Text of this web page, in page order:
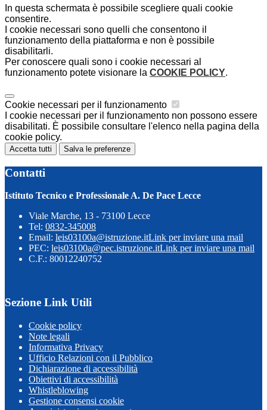
In questa schermata è possibile scegliere quali cookie
consentire.
I cookie necessari sono quelli che consentono il
funzionamento della piattaforma e non è possibile
disabilitarli.
Per conoscere quali sono i cookie necessari al
funzionamento potete visionare la COOKIE POLICY.
Cookie necessari per il funzionamento
I cookie necessari per il funzionamento non possono essere
disabilitati. È possibile consultare l'elenco nella pagina della
cookie policy.
Accetta tutti Salva le preferenze
Contatti
Istituto Tecnico e Professionale A. De Pace Lecce
Viale Marche, 13 - 73100 Lecce
Tel: 0832-345008
Email: leis03100a@istruzione.itLink per inviare una mail
PEC: leis03100a@pec.istruzione.itLink per inviare una mail
C.F.: 80012240752
Sezione Link Utili
Cookie policy
Note legali
Informativa Privacy
Ufficio Relazioni con il Pubblico
Dichiarazione di accessibilità
Obiettivi di accessibilità
Whistleblowing
Gestione consensi cookie